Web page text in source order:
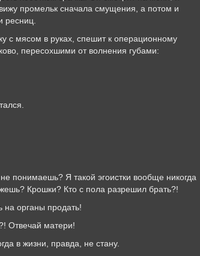
промельк сначала смущения, а потом и
ресниц.
с мясом в руках, спешит к операционному
пересохшими от волнения губами:
понимаешь? Я такой эгоистки вообще никогда
Крошки? Кто с пола разрешил брать?!
органы продать!
Отвечай матери!
в жизни, правда, не стану.